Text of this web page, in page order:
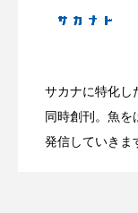
イトヨリダイ
ウマヅラハギ
サカナに特化し
同時創刊。魚を
発信していきま
2026.08.05